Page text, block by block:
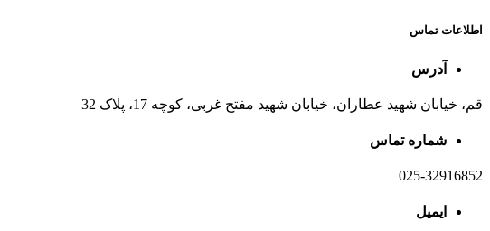
اطلاعات تماس
آدرس
قم، خیابان شهید عطاران، خیابان شهید مفتح غربی، کوچه 17، پلاک 32
شماره تماس
025-32916852
ایمیل